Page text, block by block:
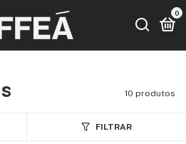
0
10 produtos
FILTRAR